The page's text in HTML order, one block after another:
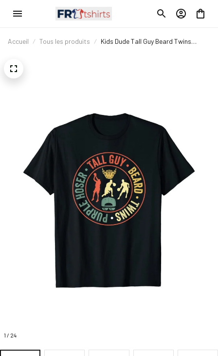
Accueil Tous les produits
Kids Dude Tall Guy Beard Twins
1 / 24